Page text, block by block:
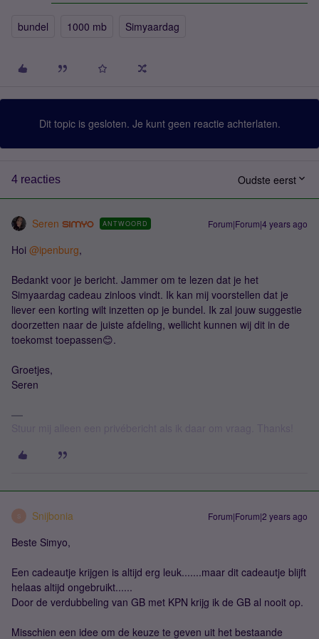
bundel 1000 mb Simyaardag
Dit topic is gesloten. Je kunt geen reactie achterlaten.
4 reacties Oudste eerst
Seren ANTWOORD Forum|Forum|4 years ago
Hoi @ipenburg,
Bedankt voor je bericht. Jammer om te lezen dat je het
Simyaardag cadeau zinloos vindt. Ik kan mij voorstellen dat je
liever een korting wilt inzetten op je bundel. Ik zal jouw suggestie
doorzetten naar de juiste afdeling, wellicht kunnen wij dit in de
toekomst toepassen😊.
Groetjes,
Seren
S Snijbonia Forum|Forum|2 years ago
Beste Simyo,
Een cadeautje krijgen is altijd erg leuk.......maar dit cadeautje blijft
helaas altijd ongebruikt......
Door de verdubbeling van GB met KPN krijg ik de GB al nooit op.
Misschien een idee om de keuze te geven uit het bestaande